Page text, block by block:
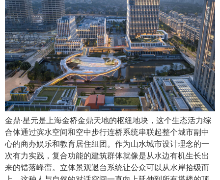
金鼎·星元是上海金桥金鼎天地的枢纽地块，这个生态活力综
合体通过滨水空间和空中步行连桥系统串联起整个城市副中
心的商办娱乐和教育居住组团。作为山水城市设计理念的一
次有力实践，复合功能的建筑群体就像是从水边有机生长出
来的错落峰峦。立体景观退台系统让公众可以从水岸拾级而